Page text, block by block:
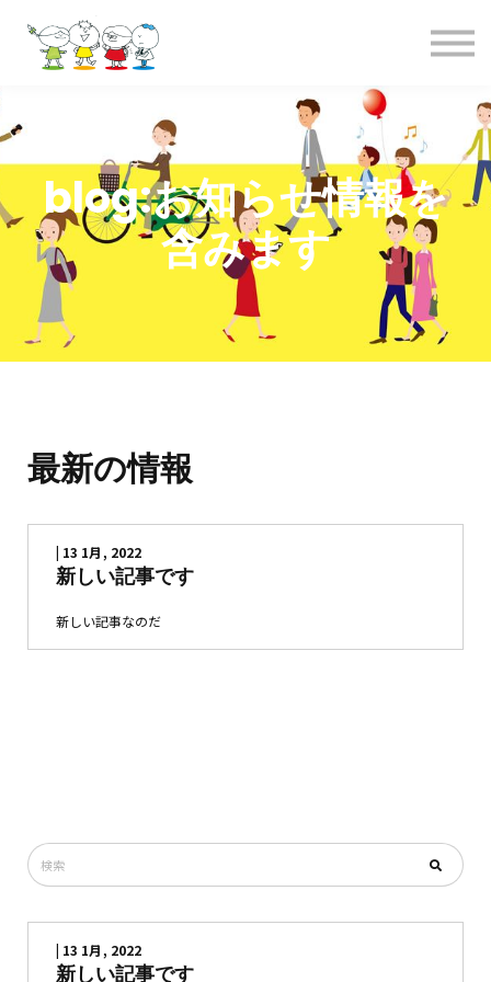
サインイン
blog:お知らせ情報を
含みます
最新の情報
| 13 1月, 2022
新しい記事です
新しい記事なのだ
| 13 1月, 2022
新しい記事です